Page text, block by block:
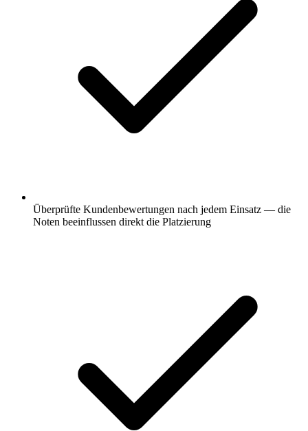
Überprüfte Kundenbewertungen nach jedem Einsatz — die
Noten beeinflussen direkt die Platzierung